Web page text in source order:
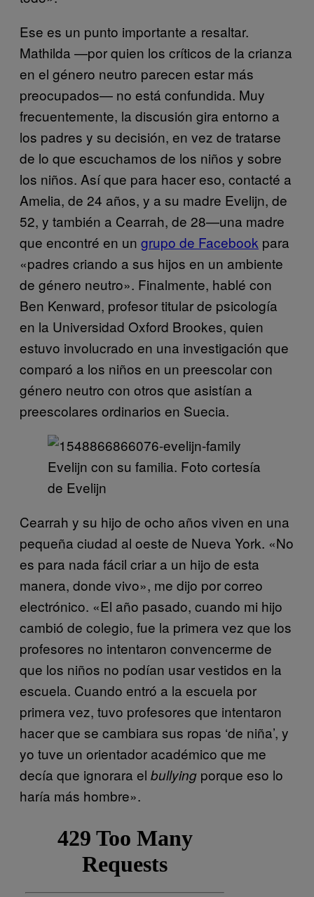
Ese es un punto importante a resaltar.
Mathilda —por quien los críticos de la crianza
en el género neutro parecen estar más
preocupados— no está confundida. Muy
frecuentemente, la discusión gira entorno a
los padres y su decisión, en vez de tratarse
de lo que escuchamos de los niños y sobre
los niños. Así que para hacer eso, contacté a
Amelia, de 24 años, y a su madre Evelijn, de
52, y también a Cearrah, de 28—una madre
que encontré en un grupo de Facebook para
«padres criando a sus hijos en un ambiente
de género neutro». Finalmente, hablé con
Ben Kenward, profesor titular de psicología
en la Universidad Oxford Brookes, quien
estuvo involucrado en una investigación que
comparó a los niños en un preescolar con
género neutro con otros que asistían a
preescolares ordinarios en Suecia.
Evelijn con su familia. Foto cortesía
de Evelijn
Cearrah y su hijo de ocho años viven en una
pequeña ciudad al oeste de Nueva York. «No
es para nada fácil criar a un hijo de esta
manera, donde vivo», me dijo por correo
electrónico. «El año pasado, cuando mi hijo
cambió de colegio, fue la primera vez que los
profesores no intentaron convencerme de
que los niños no podían usar vestidos en la
escuela. Cuando entró a la escuela por
primera vez, tuvo profesores que intentaron
hacer que se cambiara sus ropas ‘de niña’, y
yo tuve un orientador académico que me
decía que ignorara el bullying porque eso lo
haría más hombre».